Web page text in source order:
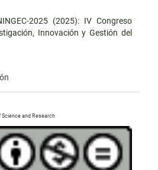
2025 (2025): IV Congreso
Innovación y Gestión del
and Research